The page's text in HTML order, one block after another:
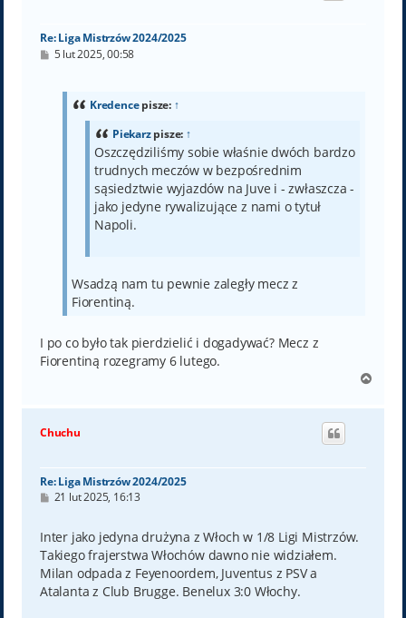
Re: Liga Mistrzów 2024/2025
P5 lut 2025, 00:58
Kredencepisze: ↑
Piekarzpisze: ↑
Oszczędziliśmy sobie właśnie dwóch bardzo
trudnych meczów w bezpośrednim
sąsiedztwie wyjazdów na Juve i - zwłaszcza -
jako jedyne rywalizujące z nami o tytuł
Napoli.
Wsadzą nam tu pewnie zaległy mecz z
Fiorentiną.
I po co było tak pierdzielić i dogadywać? Mecz z
Fiorentiną rozegramy 6 lutego.
g
Chuchu
Re: Liga Mistrzów 2024/2025
P
t
21 lut 2025, 16:13
Inter jako jedyna drużyna z Włoch w 1/8 Ligi Mistrzów.
Takiego frajerstwa Włochów dawno nie widziałem.
Milan odpada z Feyenoordem, Juventus z PSV a
Atalanta z Club Brugge. Benelux 3:0 Włochy.